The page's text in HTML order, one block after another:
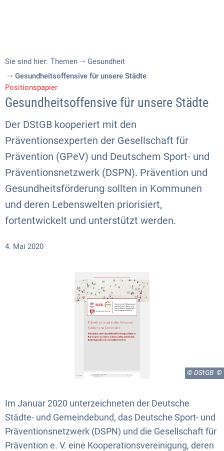
Sie sind hier: Themen
Gesundheit
Gesundheitsoffensive für unsere Städte
Positionspapier
Gesundheitsoffensive für unsere Städte
Der DStGB kooperiert mit den
Präventionsexperten der Gesellschaft für
Prävention (GPeV) und Deutschem Sport- und
Präventionsnetzwerk (DSPN). Prävention und
Gesundheitsförderung sollten in Kommunen
und deren Lebenswelten priorisiert,
fortentwickelt und unterstützt werden.
4. Mai 2020
© DStGB
Im Januar 2020 unterzeichneten der Deutsche
Städte- und Gemeindebund, das Deutsche Sport- und
Präventionsnetzwerk (DSPN) und die Gesellschaft für
Prävention e. V. eine Kooperationsvereinigung, deren